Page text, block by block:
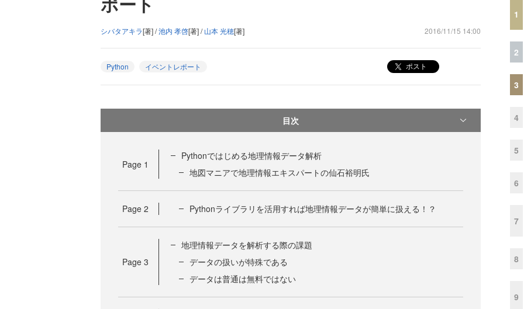
シバタアキラ[著] /池内 孝啓[著] /山本 光穂[著] 2016/11/15 14:00
Python イベントレポート ポスト
目次
Page 1
Pythonではじめる地理情報データ解析
地図マニアで地理情報エキスパートの仙石裕明氏
Page 2 Pythonライブラリを活用すれば地理情報データが簡単に扱える！？
Page 3
地理情報データを解析する際の課題
データの扱いが特殊である
データは普通は無料ではない
1
2
3
4
5
6
7
8
9